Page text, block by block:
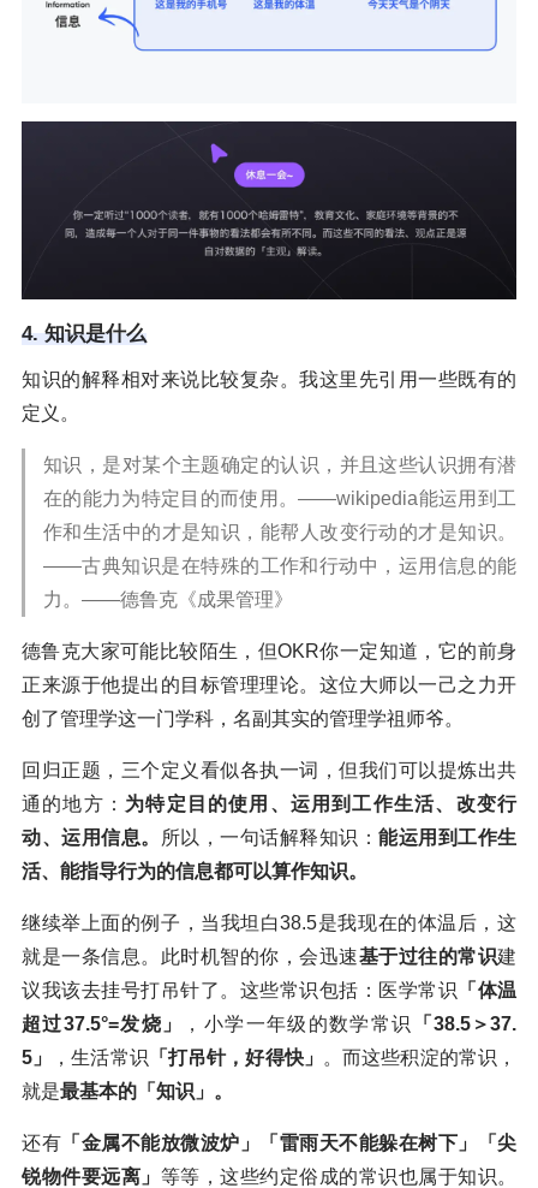
4. 知识是什么
知识的解释相对来说比较复杂。我这里先引用一些既有的
定义。
知识，是对某个主题确定的认识，并且这些认识拥有潜
在的能力为特定目的而使用。——wikipedia能运用到工
作和生活中的才是知识，能帮人改变行动的才是知识。
——古典知识是在特殊的⼯作和⾏动中，运⽤信息的能
⼒。——德鲁克《成果管理》
德鲁克大家可能比较陌生，但OKR你一定知道，它的前身
正来源于他提出的目标管理理论。这位大师以一己之力开
创了管理学这一门学科，名副其实的管理学祖师爷。
回归正题，三个定义看似各执一词，但我们可以提炼出共
通的地方： 为特定目的使用、运用到工作生活、改变行
动、运用信息。
所以，一句话解释知识： 能运用到工作生
活、能指导行为的信息都可以算作知识。
继续举上面的例子，当我坦白38.5是我现在的体温后，这
就是一条信息。此时机智的你，会迅速基于过往的常识建
议我该去挂号打吊针了。这些常识包括：医学常识 「体温
超过37.5°=发烧」
，小学一年级的数学常识
「38.5＞37.
5」
，生活常识 「打吊针，好得快」 。而这些积淀的常识，
就是最基本的「知识」。
还有 「金属不能放微波炉」「雷雨天不能躲在树下」「尖
锐物件要远离」 等等，这些约定俗成的常识也属于知识。